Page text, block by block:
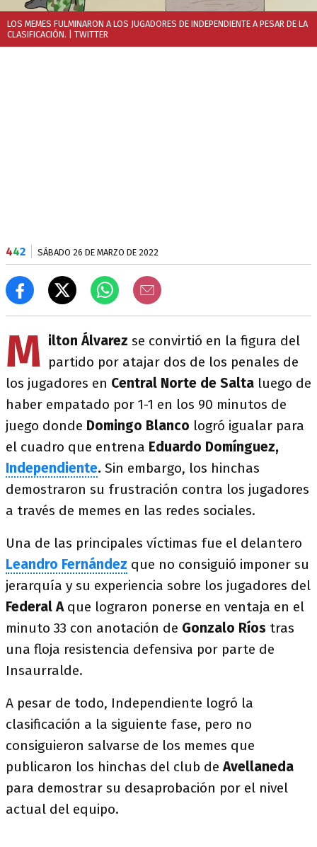
LOS MEMES FULMINARON A LOS JUGADORES DE INDEPENDIENTE A PESAR DE LA
CLASIFICACIÓN. | TWITTER
442 SÁBADO 26 DE MARZO DE 2022
M ilton Álvarez se convirtió en la figura del
partido por atajar dos de los penales de
los jugadores en Central Norte de Salta luego de
haber empatado por 1-1 en los 90 minutos de
juego donde Domingo Blanco logró igualar para
el cuadro que entrena Eduardo Domínguez,
Independiente. Sin embargo, los hinchas
demostraron su frustración contra los jugadores
a través de memes en las redes sociales.
Una de las principales víctimas fue el delantero
Leandro Fernández que no consiguió imponer su
jerarquía y su experiencia sobre los jugadores del
Federal Aque lograron ponerse en ventaja en el
minuto 33 con anotación de Gonzalo Ríos tras
una floja resistencia defensiva por parte de
Insaurralde.
A pesar de todo, Independiente logró la
clasificación a la siguiente fase, pero no
consiguieron salvarse de los memes que
publicaron los hinchas del club deAvellaneda
para demostrar su desaprobación por el nivel
actual del equipo.